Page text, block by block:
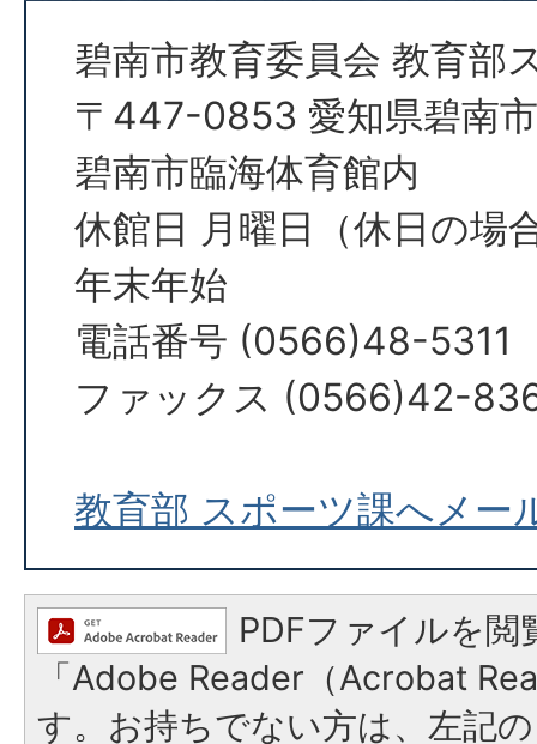
碧南市教育委員会 教育部
〒447-0853 愛知県碧南
碧南市臨海体育館内
休館日 月曜日（休日の場
年末年始
電話番号 (0566)48-5311
ファックス (0566)42-
教育部 スポーツ課へメー
PDFファイルを閲
「Adobe Reader（Acrobat
す。お持ちでない方は、左記